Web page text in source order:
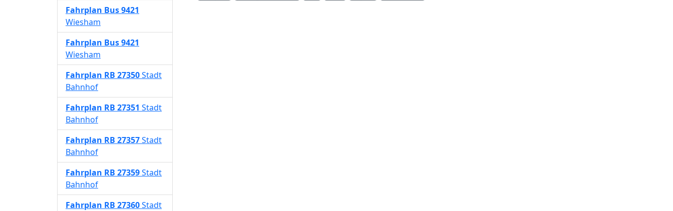
Fahrplan Bus 9421
Wiesham
Fahrplan Bus 9421
Wiesham
Fahrplan RB 27350Stadt
Bahnhof
Fahrplan RB 27351 Stadt
Bahnhof
Fahrplan RB 27357Stadt
Bahnhof
Fahrplan RB 27359Stadt
Bahnhof
Fahrplan RB 27360Stadt